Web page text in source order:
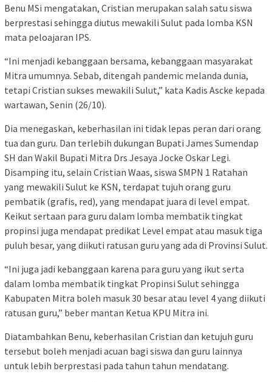
Benu MSi mengatakan, Cristian merupakan salah satu siswa
berprestasi sehingga diutus mewakili Sulut pada lomba KSN
mata peloajaran IPS.
“Ini menjadi kebanggaan bersama, kebanggaan masyarakat
Mitra umumnya. Sebab, ditengah pandemic melanda dunia,
tetapi Cristian sukses mewakili Sulut,” kata Kadis Ascke kepada
wartawan, Senin (26/10).
Dia menegaskan, keberhasilan ini tidak lepas peran dari orang
tua dan guru. Dan terlebih dukungan Bupati James Sumendap
SH dan Wakil Bupati Mitra Drs Jesaya Jocke Oskar Legi.
Disamping itu, selain Cristian Waas, siswa SMPN 1 Ratahan
yang mewakili Sulut ke KSN, terdapat tujuh orang guru
pembatik (grafis, red), yang mendapat juara di level empat.
Keikut sertaan para guru dalam lomba membatik tingkat
propinsi juga mendapat predikat Level empat atau masuk tiga
puluh besar, yang diikuti ratusan guru yang ada di Provinsi Sulut.
“Ini juga jadi kebanggaan karena para guru yang ikut serta
dalam lomba membatik tingkat Propinsi Sulut sehingga
Kabupaten Mitra boleh masuk 30 besar atau level 4 yang diikuti
ratusan guru,” beber mantan Ketua KPU Mitra ini.
Diatambahkan Benu, keberhasilan Cristian dan ketujuh guru
tersebut boleh menjadi acuan bagi siswa dan guru lainnya
untuk lebih berprestasi pada tahun tahun mendatang.